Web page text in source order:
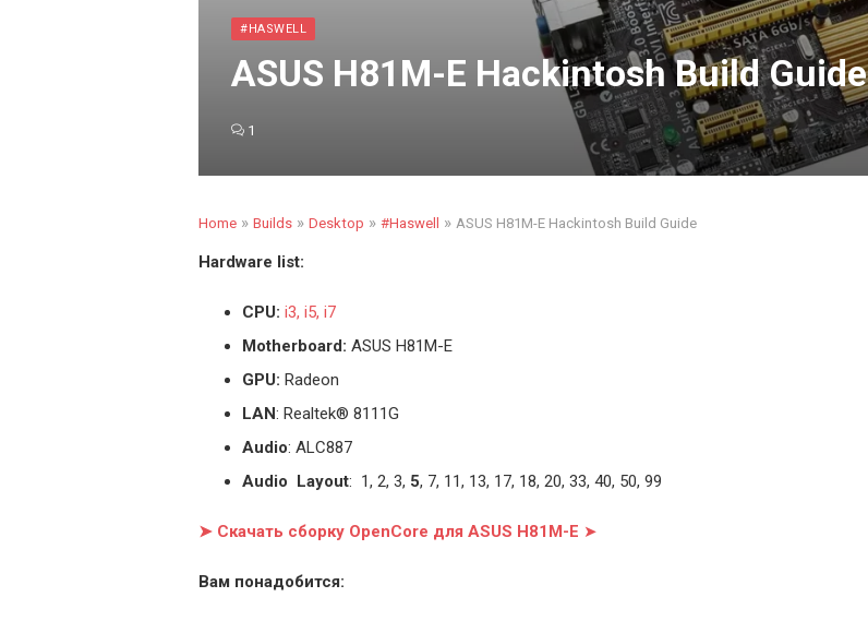
#HASWELL
ASUS H81M-E Hackintosh Build Guide
1
Home » Builds » Desktop » #Haswell » ASUS H81M-E Hackintosh Build Guide
Hardware list:
CPU: i3, i5, i7
Motherboard: ASUS H81M-E
GPU: Radeon
LAN: Realtek® 8111G
Audio: ALC887
Audio Layout: 1, 2, 3, 5, 7, 11, 13, 17, 18, 20, 33, 40, 50, 99
➤ Скачать сборку OpenCore для ASUS H81M-E ➤
Вам понадобится: